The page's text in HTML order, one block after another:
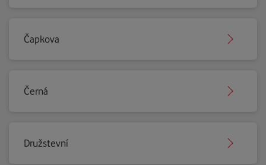
Čapkova
Černá
Družstevní